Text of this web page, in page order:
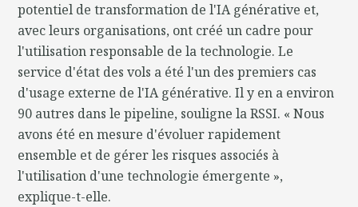
potentiel de transformation de l'IA générative et,
avec leurs organisations, ont créé un cadre pour
l'utilisation responsable de la technologie. Le
service d'état des vols a été l'un des premiers cas
d'usage externe de l'IA générative. Il y en a environ
90 autres dans le pipeline, souligne la RSSI. « Nous
avons été en mesure d'évoluer rapidement
ensemble et de gérer les risques associés à
l'utilisation d'une technologie émergente »,
explique-t-elle.